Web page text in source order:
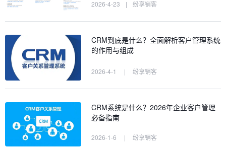
2026-4-23 | 纷享销客
CRM到底是什么？全面解析客户管理系统
的作用与组成
2026-4-1 | 纷享销客
CRM系统是什么？2026年企业客户管理
必备指南
2026-1-6 | 纷享销客